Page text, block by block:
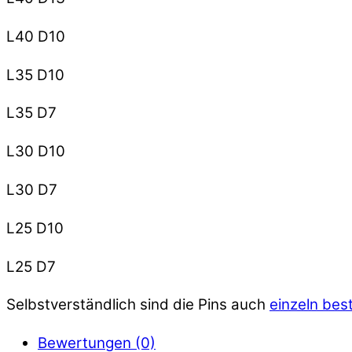
L40 D10
L35 D10
L35 D7
L30 D10
L30 D7
L25 D10
L25 D7
Selbstverständlich sind die Pins auch einzeln
Bewertungen (0)